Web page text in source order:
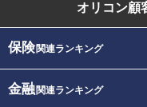
オリコン顧
保険関連ランキング
金融関連ランキング